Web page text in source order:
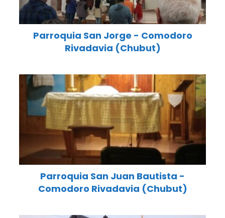
Parroquia San Jorge - Comodoro
Rivadavia (Chubut)
Parroquia San Juan Bautista -
Comodoro Rivadavia (Chubut)